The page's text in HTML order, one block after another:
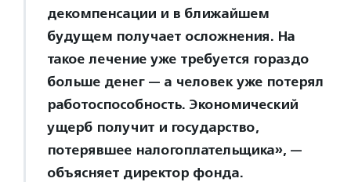
декомпенсации и в ближайшем
будущем получает осложнения. На
такое лечение уже требуется гораздо
больше денег — а человек уже потерял
работоспособность. Экономический
ущерб получит и государство,
потерявшее налогоплательщика», —
объясняет директор фонда.